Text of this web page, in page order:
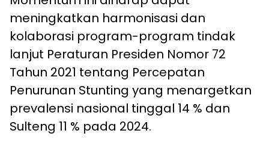
meningkatkan harmonisasi dan
kolaborasi program-program tindak
lanjut Peraturan Presiden Nomor 72
Tahun 2021 tentang Percepatan
Penurunan Stunting yang menargetkan
prevalensi nasional tinggal 14 % dan
Sulteng 11 % pada 2024.